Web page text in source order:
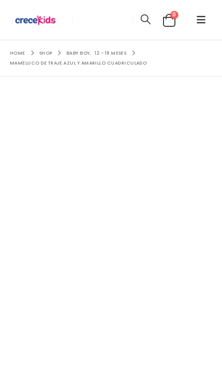
0
HOME SHOP BABY BOY,
12 - 18 MESES
MAMELUCO DE TRAJE AZUL Y AMARILLO CUADRICULADO